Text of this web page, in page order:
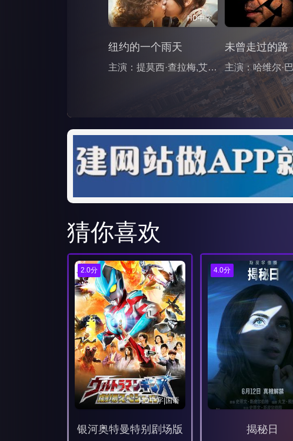
HD中字
纽约的一个雨天
主演：提莫西·查拉梅,艾丽·范宁,赛琳娜·戈麦斯,裘德·洛,迭戈·卢纳,列维·施瑞博尔,安娜莱吉·阿什福特,丽贝卡·豪尔,苏琪·沃特豪斯,凯莉·罗尔巴赫,切莉·琼斯,葛瑞芬·纽曼,凯瑟琳·利·斯科特,娜塔莎·罗曼诺娃,维尔·罗杰斯,雅各布·伯格,克里斯·班克斯,艾恩斯利·丹恩,马科·查卡,达里尔·鲁本·霍尔,泰勒·布莱克,唐·斯蒂芬森
未曾走过的路
猜你喜欢
2.0分
HD中字|国语
银河奥特曼特别剧场版
4.0分
揭秘日